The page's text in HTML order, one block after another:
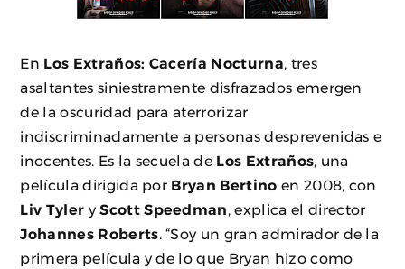
En Los Extraños: Cacería Nocturna , tres
asaltantes siniestramente disfrazados emergen
de la oscuridad para aterrorizar
indiscriminadamente a personas desprevenidas e
inocentes. Es la secuela de Los Extraños , una
película dirigida por Bryan Bertino en 2008, con
Liv Tyler yScott Speedman , explica el director
Johannes Roberts . “Soy un gran admirador de la
primera película y de lo que Bryan hizo como